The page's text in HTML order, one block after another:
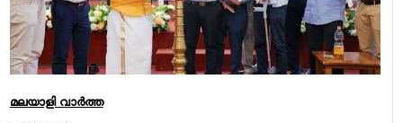
മലയാളി വാര്‍ത്ത